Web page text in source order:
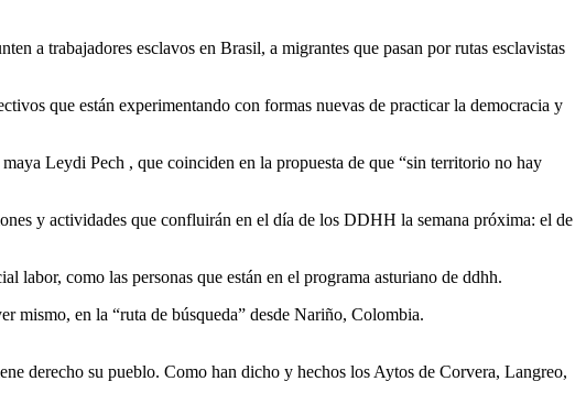
a trabajadores esclavos en Brasil, a migrantes que pasan por rutas esclavistas
que están experimentando con formas nuevas de practicar la democracia y
Leydi Pech , que coinciden en la propuesta de que “sin territorio no hay
y actividades que confluirán en el día de los DDHH la semana próxima: el de
labor, como las personas que están en el programa asturiano de ddhh.
mismo, en la “ruta de búsqueda” desde Nariño, Colombia.
derecho su pueblo. Como han dicho y hechos los Aytos de Corvera, Langreo,